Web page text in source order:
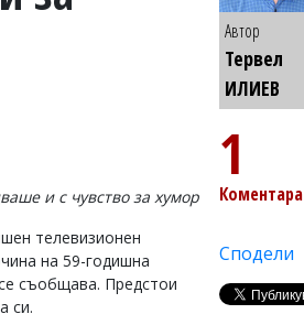
и с чувство за хумор
телевизионен
на 59-годишна
съобщава. Предстои
си.
Автор
Тервел
ИЛИЕВ
1
Коментара
Сподели